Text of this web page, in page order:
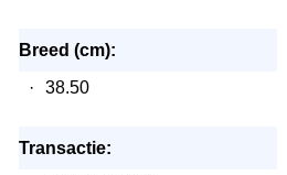
Breed (cm):
·
38.50
Transactie: